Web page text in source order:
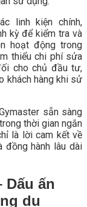
linh kiện chính,
kỳ để kiểm tra và
hoạt động trong
thiểu chi phí sửa
cho chủ đầu tư,
khách hàng khi sử
sẵn sàng
thời gian ngắn
là lời cam kết về
đồng hành lâu dài
Dấu ấn
du